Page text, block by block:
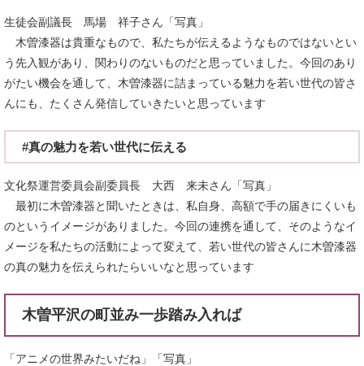
生徒会副議長 馬場 祥子さん「写真」
木曽漆器は貴重なもので、私たちが伝えるようなものではないとい
う先入観があり、関わりのないものだと思っていました。今回のあり
がたい機会を通して、木曽漆器に詰まっている魅力を若い世代の皆さ
んにも、たくさん発信していきたいと思っています
#真の魅力を若い世代に伝える
文化祭運営委員会副委員長 大西 来未さん「写真」
最初に木曽漆器と聞いたときは、私自身、高額で手の届きにくいも
のというイメージがありました。今回の連携を通して、そのようなイ
メージを私たちの活動によって変えて、若い世代の皆さんに木曽漆器
の真の魅力を伝えられたらいいなと思っています
木曽平沢の町並み一歩踏み入れば
「アニメの世界みたいだね」「写真」